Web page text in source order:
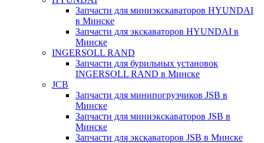
Запчасти для миниэкскаваторов HYUNDAI
в Минске
Запчасти для экскаваторов HYUNDAI в
Минске
INGERSOLL RAND
Запчасти для бурильных установок
INGERSOLL RAND в Минске
JCB
Запчасти для минипогрузчиков JSB в
Минске
Запчасти для миниэкскаваторов JSB в
Минске
Запчасти для экскаваторов JSB в Минске